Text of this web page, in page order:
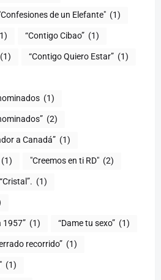
de un Elefante" (1)
“Contigo Cibao” (1)
(1) “Contigo Quiero Estar” (1)
(1)
(2)
a Canadá” (1)
(1) "Creemos en ti RD" (2)
“Cristal”. (1)
1957” (1) “Dame tu sexo” (1)
recorrido” (1)
(1)